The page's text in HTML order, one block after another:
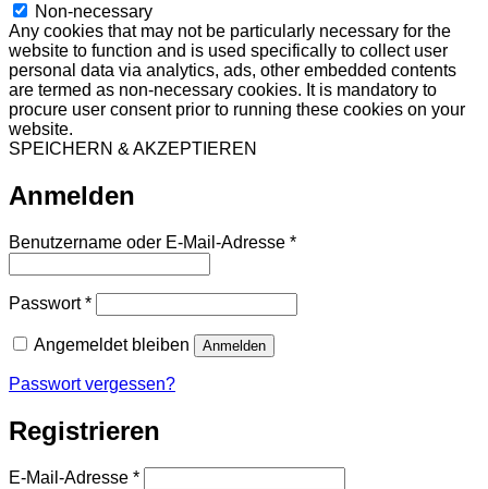
Non-necessary
Any cookies that may not be particularly necessary for the
website to function and is used specifically to collect user
personal data via analytics, ads, other embedded contents
are termed as non-necessary cookies. It is mandatory to
procure user consent prior to running these cookies on your
website.
SPEICHERN & AKZEPTIEREN
Anmelden
Benutzername oder E-Mail-Adresse *Erforderlich
Passwort*Erforderlich
Angemeldet bleiben Anmelden
Passwort vergessen?
Registrieren
E-Mail-Adresse *Erforderlich